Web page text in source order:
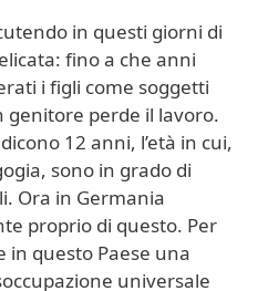
in questi giorni di
fino a che anni
i figli come soggetti
perde il lavoro.
12 anni, l’età in cui,
sono in grado di
Ora in Germania
proprio di questo. Per
in questo Paese una
universale